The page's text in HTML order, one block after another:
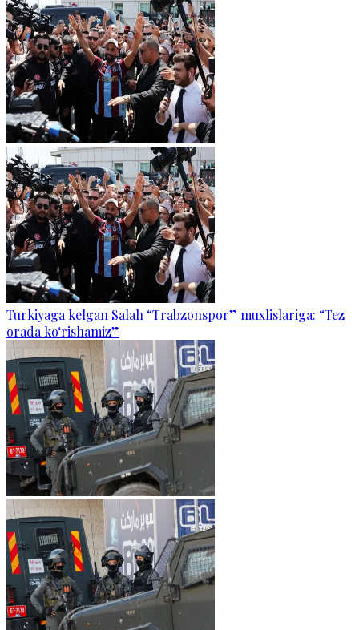
Turkiyaga kelgan Salah “Trabzonspor” muxlislariga: “Tez
orada ko‘rishamiz”